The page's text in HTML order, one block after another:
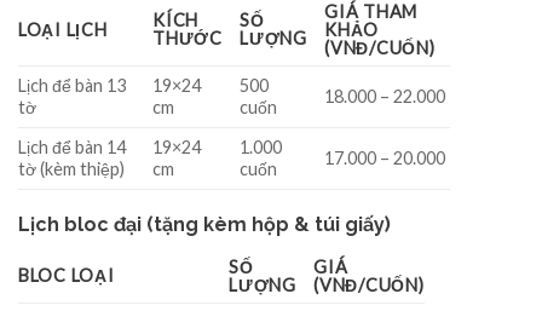
LOẠI LỊCH
KÍCH
THƯỚC
SỐ
LƯỢNG
GIÁ THAM
KHẢO
(VNĐ/CUỐN)
Lịch để bàn 13
tờ
19×24
cm
500
cuốn
18.000 – 22.000
Lịch để bàn 14
tờ (kèm thiệp)
19×24
cm
1.000
cuốn
17.000 – 20.000
Lịch bloc đại (tặng kèm hộp & túi giấy)
BLOC LOẠI
SỐ
LƯỢNG
GIÁ
(VNĐ/CUỐN)